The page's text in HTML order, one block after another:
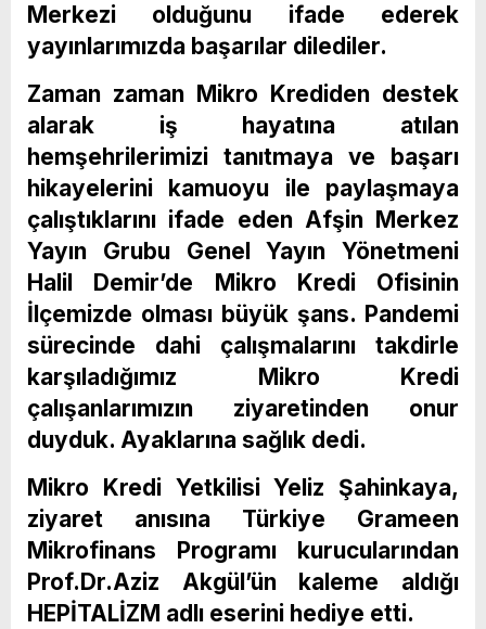
Merkezi olduğunu ifade ederek
yayınlarımızda başarılar dilediler.
Zaman zaman Mikro Krediden destek
alarak iş hayatına atılan
hemşehrilerimizi tanıtmaya ve başarı
hikayelerini kamuoyu ile paylaşmaya
çalıştıklarını ifade eden Afşin Merkez
Yayın Grubu Genel Yayın Yönetmeni
Halil Demir’de Mikro Kredi Ofisinin
İlçemizde olması büyük şans. Pandemi
sürecinde dahi çalışmalarını takdirle
karşıladığımız Mikro Kredi
çalışanlarımızın ziyaretinden onur
duyduk. Ayaklarına sağlık dedi.
Mikro Kredi Yetkilisi Yeliz Şahinkaya,
ziyaret anısına Türkiye Grameen
Mikrofinans Programı kurucularından
Prof.Dr.Aziz Akgül’ün kaleme aldığı
HEPİTALİZM adlı eserini hediye etti.